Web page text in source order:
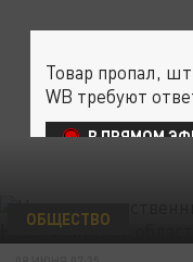
ОБЩЕСТВО
Товар пропал,
WB требуют
В ПРЯМОМ